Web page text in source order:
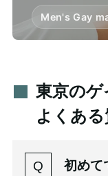
Men's Gay
東京の
よくある
初めて